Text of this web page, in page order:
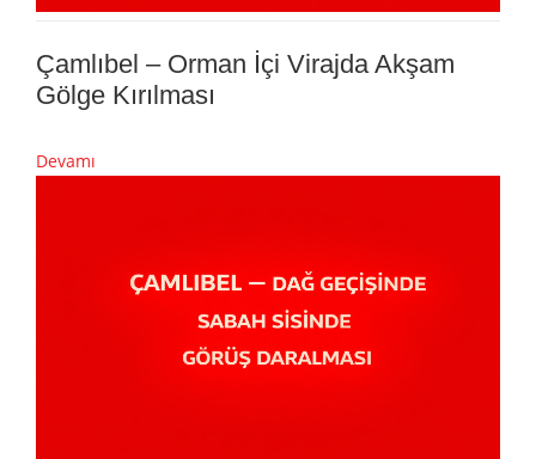
Çamlıbel – Orman İçi Virajda Akşam
Gölge Kırılması
Devamı